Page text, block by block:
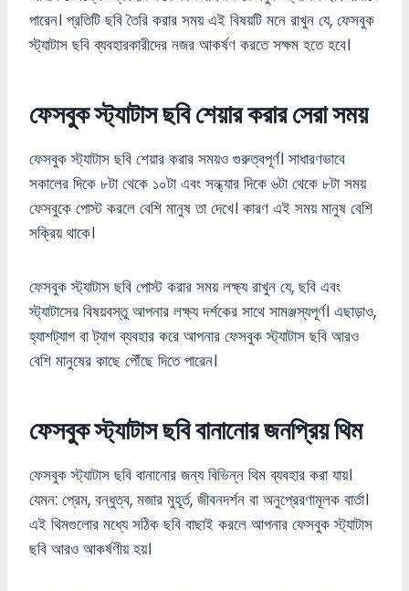
পারেন। প্রতিটি ছবি তৈরি করার সময় এই বিষয়টি মনে রাখুন যে, ফেসবুক
স্ট্যাটাস ছবি ব্যবহারকারীদের নজর আকর্ষণ করতে সক্ষম হতে হবে।
ফেসবুক স্ট্যাটাস ছবি শেয়ার করার সেরা সময়
ফেসবুক স্ট্যাটাস ছবি শেয়ার করার সময়ও গুরুত্বপূর্ণ। সাধারণভাবে
সকালের দিকে ৮টা থেকে ১০টা এবং সন্ধ্যার দিকে ৬টা থেকে ৮টা সময়
ফেসবুকে পোস্ট করলে বেশি মানুষ তা দেখে। কারণ এই সময় মানুষ বেশি
সক্রিয় থাকে।
ফেসবুক স্ট্যাটাস ছবি পোস্ট করার সময় লক্ষ্য রাখুন যে, ছবি এবং
স্ট্যাটাসের বিষয়বস্তু আপনার লক্ষ্য দর্শকের সাথে সামঞ্জস্যপূর্ণ। এছাড়াও,
হ্যাশট্যাগ বা ট্যাগ ব্যবহার করে আপনার ফেসবুক স্ট্যাটাস ছবি আরও
বেশি মানুষের কাছে পৌঁছে দিতে পারেন।
ফেসবুক স্ট্যাটাস ছবি বানানোর জনপ্রিয় থিম
ফেসবুক স্ট্যাটাস ছবি বানানোর জন্য বিভিন্ন থিম ব্যবহার করা যায়।
যেমন: প্রেম, বন্ধুত্ব, মজার মুহূর্ত, জীবনদর্শন বা অনুপ্রেরণামূলক বার্তা।
এই থিমগুলোর মধ্যে সঠিক ছবি বাছাই করলে আপনার ফেসবুক স্ট্যাটাস
ছবি আরও আকর্ষণীয় হয়।